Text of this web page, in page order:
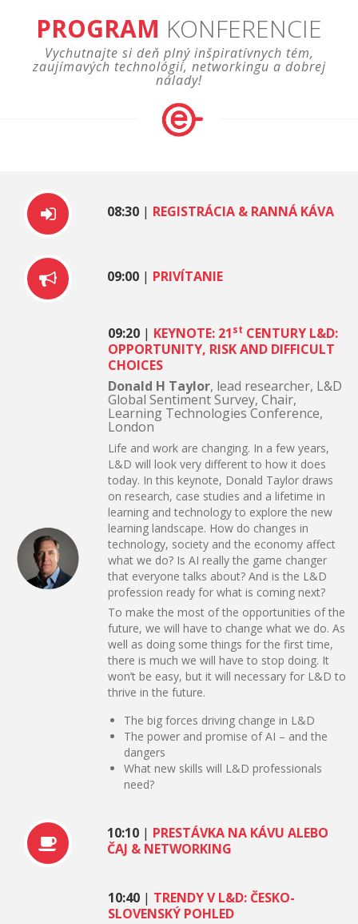
PROGRAM KONFERENCIE
Vychutnajte si deň plný inšpiratívnych tém,
zaujímavých technológií, networkingu a dobrej
nálady!
08:30 | REGISTRÁCIA & RANNÁ KÁVA
09:00 | PRIVÍTANIE
09:20 | KEYNOTE: 21st CENTURY L&D:
OPPORTUNITY, RISK AND DIFFICULT
CHOICES
Donald H Taylor, lead researcher, L&D
Global Sentiment Survey, Chair,
Learning Technologies Conference,
London
Life and work are changing. In a few years,
L&D will look very different to how it does
today. In this keynote, Donald Taylor draws
on research, case studies and a lifetime in
learning and technology to explore the new
learning landscape. How do changes in
technology, society and the economy affect
what we do? Is AI really the game changer
that everyone talks about? And is the L&D
profession ready for what is coming next?
To make the most of the opportunities of the
future, we will have to change what we do. As
well as doing some things for the first time,
there is much we will have to stop doing. It
won’t be easy, but it will necessary for L&D to
thrive in the future.
The big forces driving change in L&D
The power and promise of AI – and the
dangers
What new skills will L&D professionals
need?
10:10 | PRESTÁVKA NA KÁVU ALEBO
ČAJ & NETWORKING
10:40 | TRENDY V L&D: ČESKO-
SLOVENSKÝ POHLED